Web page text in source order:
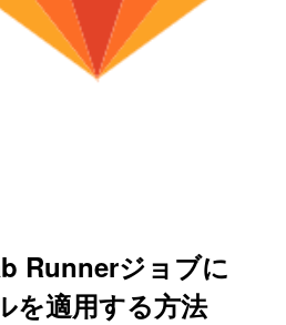
Runnerジョブに
を適用する方法